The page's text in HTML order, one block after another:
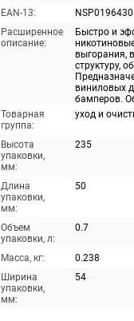
EAN-13:
Расширенное
описание:
Быстро и
выгорания,
структуру,
виниловых
бамперов.
Товарная
группа:
уход и
Высота
упаковки,
мм:
235
Длина
упаковки,
мм:
50
Объем
упаковки, л:
0.7
Масса, кг:
0.238
Ширина
упаковки,
мм:
54